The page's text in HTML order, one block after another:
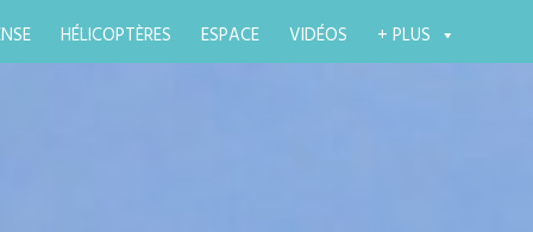
HÉLICOPTÈRES ESPACE VIDÉOS + PLUS